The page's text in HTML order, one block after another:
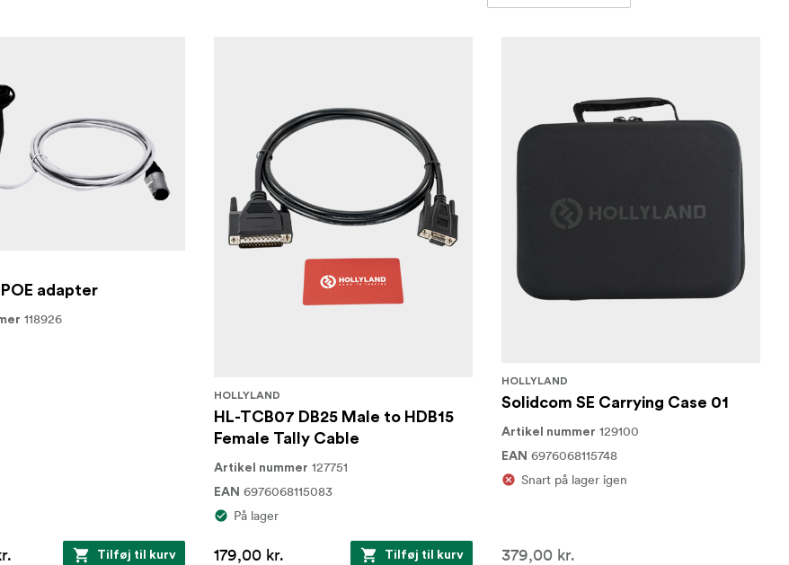
adapter
118926
Tilføj til kurv
HOLLYLAND
HL-TCB07 DB25 Male to HDB15
Female Tally Cable
Artikel nummer 127751
EAN 6976068115083
På lager
179,00 kr. Tilføj til kurv
HOLLYLAND
Solidcom SE Carrying Case 01
Artikel nummer 129100
EAN 6976068115748
Snart på lager igen
379,00 kr.